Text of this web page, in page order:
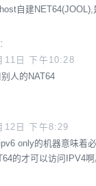
自建
11日 下午10:28
人的NAT64
12日 下午8:29
only的机器意味着
的才可以访问IPV4啊